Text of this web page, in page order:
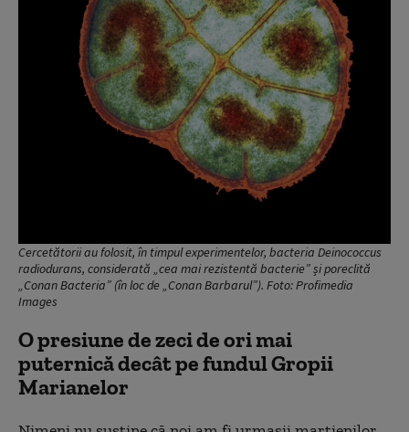
Cercetătorii au folosit, în timpul experimentelor, bacteria Deinococcus
radiodurans, considerată „cea mai rezistentă bacterie” și poreclită
„Conan Bacteria” (în loc de „Conan Barbarul”). Foto: Profimedia
Images
O presiune de zeci de ori mai
puternică decât pe fundul Gropii
Marianelor